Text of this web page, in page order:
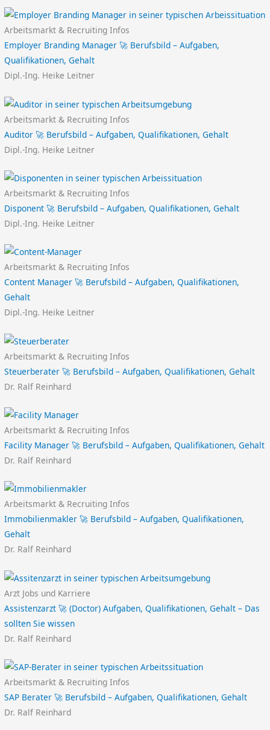
Arbeitsmarkt & Recruiting Infos
Employer Branding Manager 🚀 Berufsbild – Aufgaben,
Qualifikationen, Gehalt
Dipl.-Ing. Heike Leitner
Arbeitsmarkt & Recruiting Infos
Auditor 🚀 Berufsbild – Aufgaben, Qualifikationen, Gehalt
Dipl.-Ing. Heike Leitner
Arbeitsmarkt & Recruiting Infos
Disponent 🚀 Berufsbild – Aufgaben, Qualifikationen, Gehalt
Dipl.-Ing. Heike Leitner
Arbeitsmarkt & Recruiting Infos
Content Manager 🚀 Berufsbild – Aufgaben, Qualifikationen,
Gehalt
Dipl.-Ing. Heike Leitner
Arbeitsmarkt & Recruiting Infos
Steuerberater 🚀 Berufsbild – Aufgaben, Qualifikationen, Gehalt
Dr. Ralf Reinhard
Arbeitsmarkt & Recruiting Infos
Facility Manager 🚀 Berufsbild – Aufgaben, Qualifikationen, Gehalt
Dr. Ralf Reinhard
Arbeitsmarkt & Recruiting Infos
Immobilienmakler 🚀 Berufsbild – Aufgaben, Qualifikationen,
Gehalt
Dr. Ralf Reinhard
Arzt Jobs und Karriere
Assistenzarzt 🚀 (Doctor) Aufgaben, Qualifikationen, Gehalt – Das
sollten Sie wissen
Dr. Ralf Reinhard
Arbeitsmarkt & Recruiting Infos
SAP Berater 🚀 Berufsbild – Aufgaben, Qualifikationen, Gehalt
Dr. Ralf Reinhard